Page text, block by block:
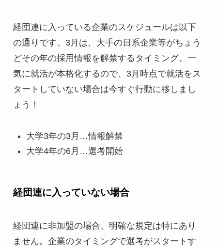
経団連に入っている企業のスケジュールは以下
の通りです。3月は、大手の日系企業等がちょう
どその年の採用情報を解禁するタイミング。一
気に就活が本格化するので、3月時点で就活をス
タートしていない場合は今すぐ行動に移しまし
ょう！
大学3年の3月…情報解禁
大学4年の6月…選考開始
経団連に入っていない場合
経団連に非加盟の場合、明確な規定は特にあり
ません。企業のタイミングで選考がスタートす